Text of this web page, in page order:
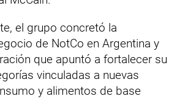
el grupo concretó la
de NotCo en Argentina y
que apuntó a fortalecer su
vinculadas a nuevas
y alimentos de base